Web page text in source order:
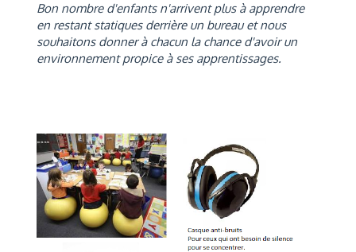
Bon nombre d'enfants n'arrivent plus à apprendre
en restant statiques derrière un bureau et nous
souhaitons donner à chacun la chance d'avoir un
environnement propice à ses apprentissages.